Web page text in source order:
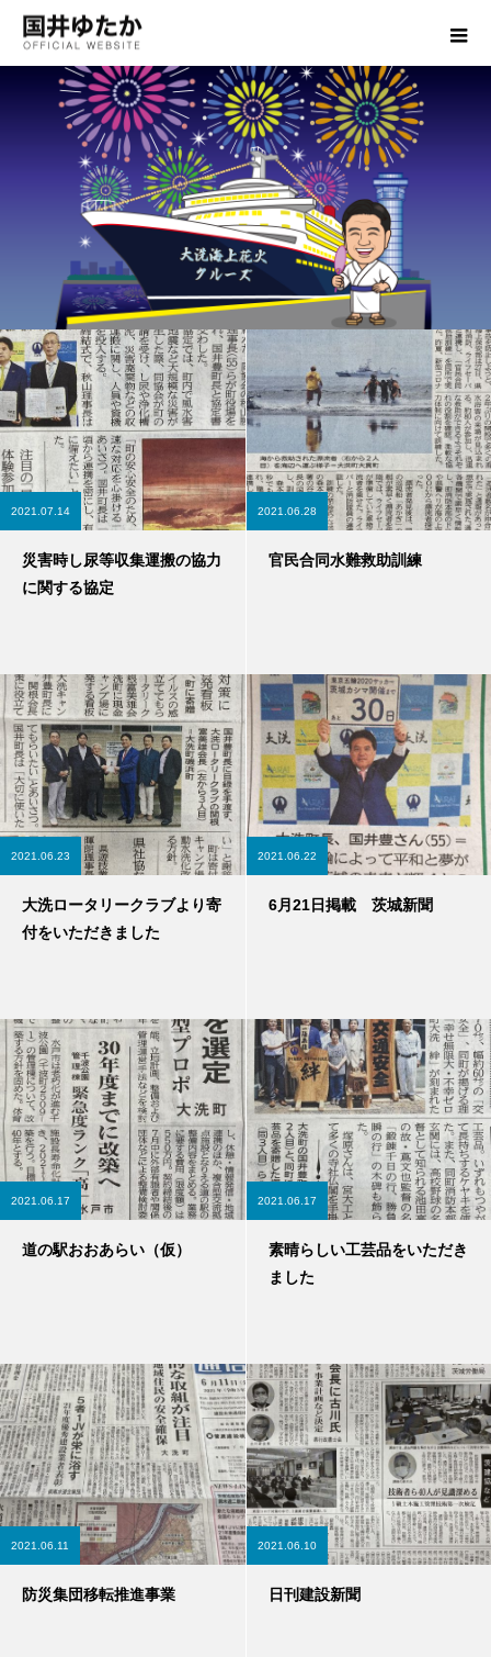
2021.07.14
災害時し尿等収集運搬の協力
に関する協定
2021.06.28
官民合同水難救助訓練
2021.06.23
大洗ロータリークラブより寄
付をいただきました
2021.06.22
6月21日掲載 茨城新聞
2021.06.17
道の駅おおあらい（仮）
2021.06.17
素晴らしい工芸品をいただき
ました
2021.06.11
防災集団移転推進事業
2021.06.10
日刊建設新聞